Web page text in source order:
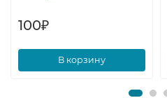
100₽
В корзину